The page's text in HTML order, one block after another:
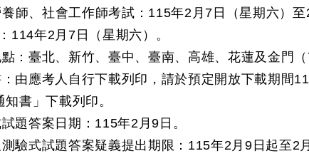
師、社會工作師考試：115年2月7日（星期六）
114年2月7日（星期六）。
：臺北、新竹、臺中、臺南、高雄、花蓮及金門
由應考人自行下載列印，請於預定開放下載期間
書」下載列印。
題答案日期：115年2月9日。
驗式試題答案疑義提出期限：115年2月9日起至2